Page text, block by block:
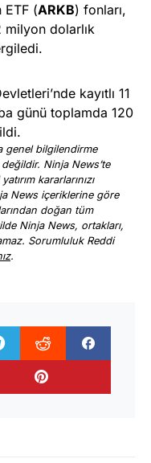
ETF (ARKB) fonları,
milyon dolarlık
kayıtlı 11
günü toplamda 120
genel bilgilendirme
değildir. Ninja News’te
kararlarınızı
News içeriklerine göre
doğan tüm
Ninja News, ortakları,
Sorumluluk Reddi
.